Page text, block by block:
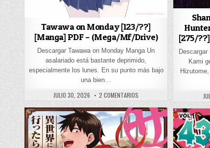
[275/
Kami
Tawawa on Monday [123/??]
[Manga] PDF – (Mega/Mf/Drive)
Descargar Tawawa on Monday Manga Un
asalariado está bastante deprimido,
especialmente los lunes. En su punto más bajo
una bien…
PUBLISHED DATE:
JULIO 30, 2026 2 COMENTARIOS EN TAWAWA ON MONDAY